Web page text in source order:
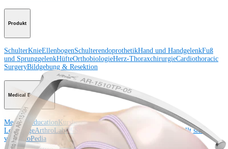
Produkt
SchulterKnieEllenbogenSchulterendoprothetikHand und HandgelenkFuß
und SprunggelenkHüfteOrthobiologieHerz-ThoraxchirurgieCardiothoracic
SurgeryBildgebung & Resektion
Medical Education
Medical Education KursbeschreibungenSchulungen &
LehrgängeArthroLab™-Standorte
Unser klinisches Personal stellt sich
vorOrthoPedia